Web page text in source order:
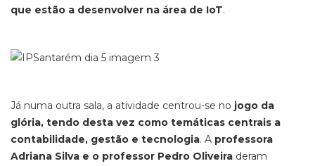
que estão a desenvolver na área de IoT.
Já numa outra sala, a atividade centrou-se no jogo da
glória, tendo desta vez como temáticas centrais a
contabilidade, gestão e tecnologia. A professora
Adriana Silva e o professor Pedro Oliveira deram